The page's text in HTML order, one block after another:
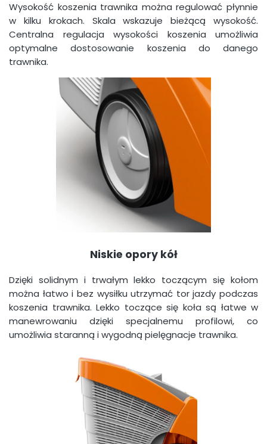
Wysokość koszenia trawnika można regulować płynnie
w kilku krokach. Skala wskazuje bieżącą wysokość.
Centralna regulacja wysokości koszenia umożliwia
optymalne dostosowanie koszenia do danego
trawnika.
Niskie opory kół
Dzięki solidnym i trwałym lekko toczącym się kołom
można łatwo i bez wysiłku utrzymać tor jazdy podczas
koszenia trawnika. Lekko toczące się koła są łatwe w
manewrowaniu dzięki specjalnemu profilowi, co
umożliwia staranną i wygodną pielęgnacje trawnika.